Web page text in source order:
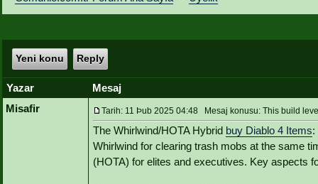
Yeni konu Reply
Yazar
Mesaj
Misafir
Tarih: 11 Þub 2025 04:48 Mesaj konusu: This build
The Whirlwind/HOTA Hybrid buy Diablo 4 Items:
Whirlwind for clearing trash mobs at the same
(HOTA) for elites and executives. Key aspects